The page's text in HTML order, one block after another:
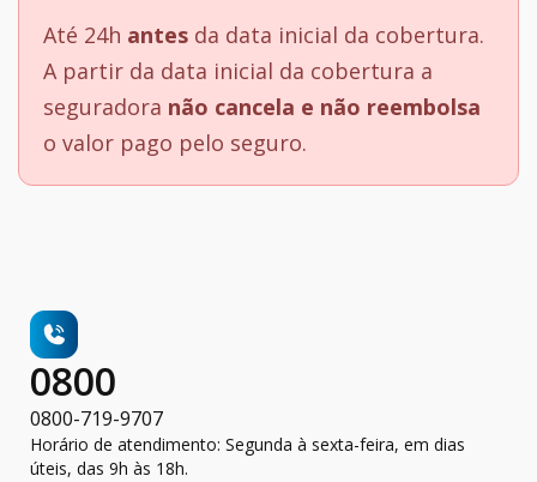
Até 24h antes da data inicial da cobertura.
A partir da data inicial da cobertura a
seguradora não cancela e não reembolsa
o valor pago pelo seguro.
0800
0800-719-9707
Horário de atendimento: Segunda à sexta-feira, em dias
úteis, das 9h às 18h.